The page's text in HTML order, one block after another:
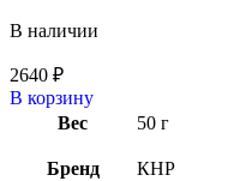
В наличии
2640 ₽
В корзину
Вес
50 г
Бренд КНР